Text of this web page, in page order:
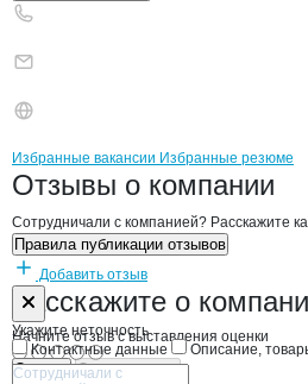
Брендыкомпани
Вакансии в
Избранные вакансии Избранные резюме
Новости o
Отзывы о компании
Сотрудничали с компанией? Расскажите
Правила публикации отзывов
Добавить отзыв
Расскажите о
Начните отзыв с выставления оценки
Форма обратной
Укажите неточность
Контактные данные
Описание,
Отмена Опубликовать